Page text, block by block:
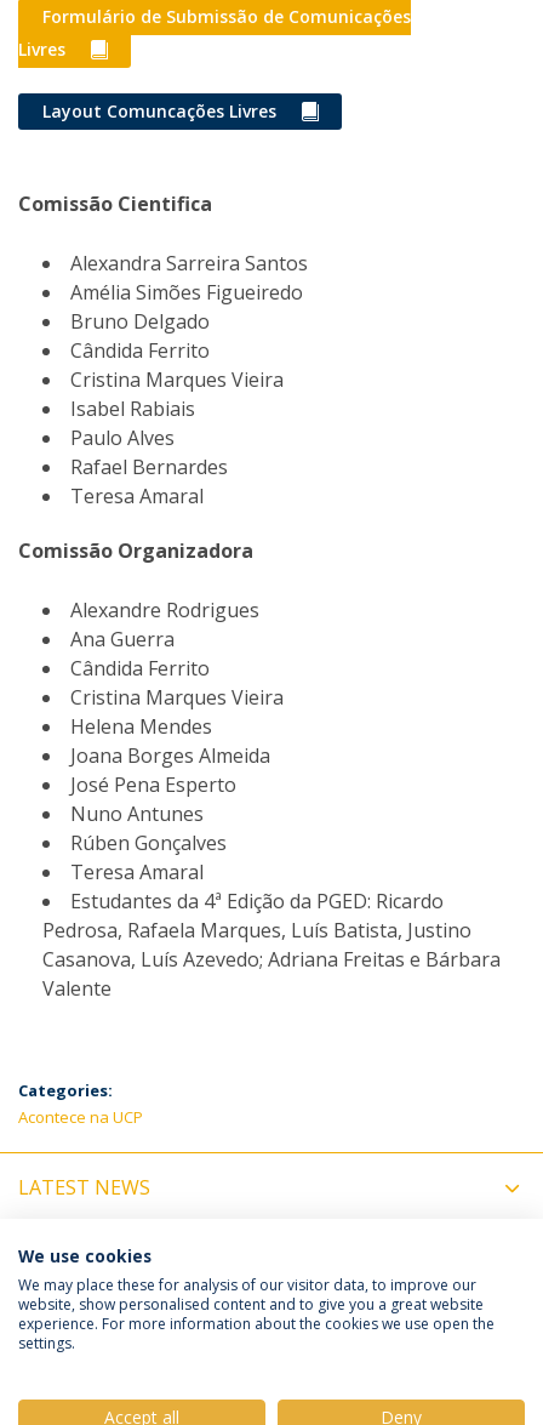
Formulário de Submissão de Comunicações
Livres
Layout Comuncações Livres
Comissão Cientifica
Alexandra Sarreira Santos
Amélia Simões Figueiredo
Bruno Delgado
Cândida Ferrito
Cristina Marques Vieira
Isabel Rabiais
Paulo Alves
Rafael Bernardes
Teresa Amaral
Comissão Organizadora
Alexandre Rodrigues
Ana Guerra
Cândida Ferrito
Cristina Marques Vieira
Helena Mendes
Joana Borges Almeida
José Pena Esperto
Nuno Antunes
Rúben Gonçalves
Teresa Amaral
Estudantes da 4ª Edição da PGED: Ricardo
Pedrosa, Rafaela Marques, Luís Batista, Justino
Casanova, Luís Azevedo; Adriana Freitas e Bárbara
Valente
Categories:
Acontece na UCP
LATEST NEWS
UPCOMING EVENTS
Política de Privacidade
Termos e Condições
We use cookies
We may place these for analysis of our visitor data, to improve our
website, show personalised content and to give you a great website
experience. For more information about the cookies we use open the
settings.
Accept all Deny